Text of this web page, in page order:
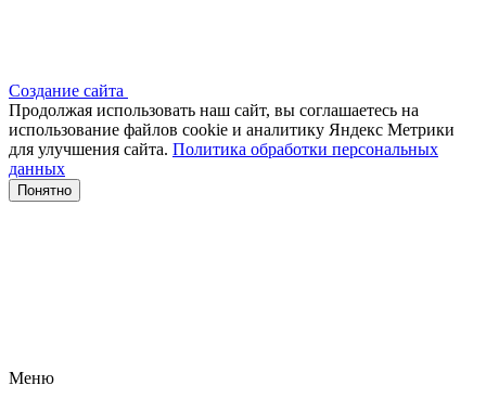
Создание сайта
Продолжая использовать наш сайт, вы соглашаетесь на
использование файлов сооkіе и аналитику Яндекс Метрики
для улучшения сайта. Политика обработки персональных
данных
Понятно
Меню